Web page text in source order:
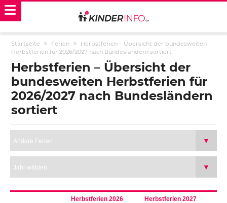
Startseite Ferien
Herbstferien – Übersicht der bundesweiten
Herbstferien für 2026/2027 nach Bundesländern sortiert
Herbstferien – Übersicht der
bundesweiten Herbstferien für
2026/2027 nach Bundesländern
sortiert
Herbstferien 2026 Herbstferien 2027